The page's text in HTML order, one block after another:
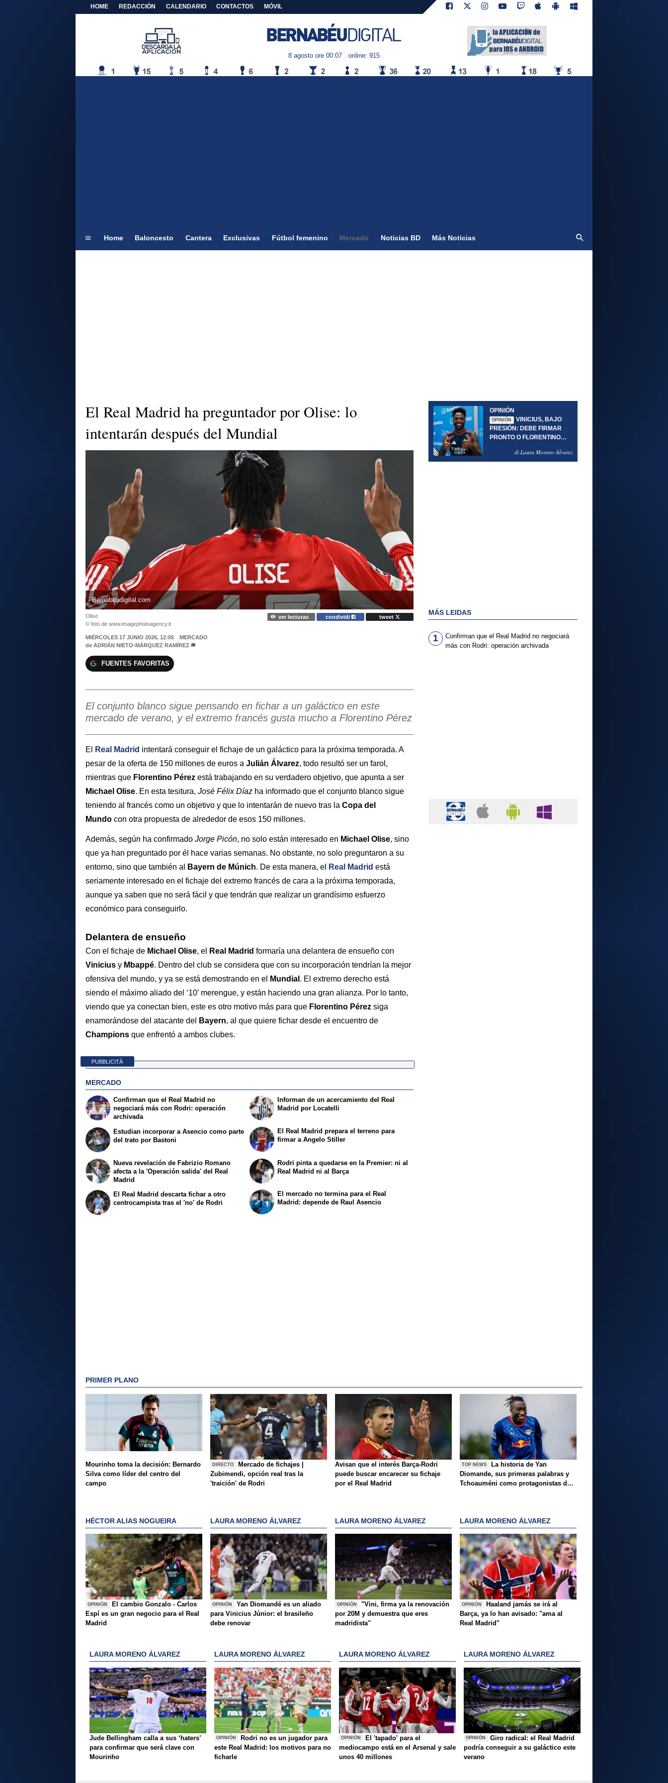
HOME REDACCIÓN CALENDARIO CONTACTOS MÓVIL
8 agosto ore 00:07 online: 915
Home Baloncesto Cantera Exclusivas Fútbol femenino Mercado Noticias BD Más Noticias
El Real Madrid ha preguntador por Olise: lo
intentarán después del Mundial
Bernabeudigital.com
Olise.
© foto de www.imagephotoagency.it
ver lecturas condividi tweet
MIÉRCOLES 17 JUNIO 2026, 12:05
MERCADO
de ADRIÁN NIETO-MÁRQUEZ RAMÍREZ
FUENTES FAVORITAS
El conjunto blanco sigue pensando en fichar a un galáctico en este
mercado de verano, y el extremo francés gusta mucho a Florentino Pérez
El Real Madrid intentará conseguir el fichaje de un galáctico para la próxima temporada. A
pesar de la oferta de 150 millones de euros a Julián Álvarez, todo resultó ser un farol,
mientras que Florentino Pérez está trabajando en su verdadero objetivo, que apunta a ser
Michael Olise. En esta tesitura, José Félix Díaz ha informado que el conjunto blanco sigue
teniendo al francés como un objetivo y que lo intentarán de nuevo tras la Copa del
Mundo con otra propuesta de alrededor de esos 150 millones.
Además, según ha confirmado Jorge Picón, no solo están interesado en Michael Olise, sino
que ya han preguntado por él hace varias semanas. No obstante, no solo preguntaron a su
entorno, sino que también al
Bayern de Múnich. De esta manera, el Real Madrid está
seriamente interesado en el fichaje del extremo francés de cara a la próxima temporada,
aunque ya saben que no será fácil y que tendrán que realizar un grandísimo esfuerzo
económico para conseguirlo.
Delantera de ensueño
Con el fichaje de Michael Olise, el Real Madrid formaría una delantera de ensueño con
Vinicius y Mbappé. Dentro del club se considera que con su incorporación tendrían la mejor
ofensiva del mundo, y ya se está demostrando en el
Mundial . El extremo derecho está
siendo el máximo aliado del ‘10’ merengue, y están haciendo una gran alianza. Por lo tanto,
viendo que ya conectan bien, este es otro motivo más para que Florentino Pérez siga
enamorándose del atacante del
Bayern, al que quiere fichar desde el encuentro de
Champions que enfrentó a ambos clubes.
PUBBLICITÀ
MERCADO
Confirman que el Real Madrid no
negociará más con Rodri: operación
archivada
Estudian incorporar a Asencio como parte
del trato por Bastoni
Informan de un acercamiento del Real
Madrid por Locatelli
El Real Madrid prepara el terreno para
firmar a Angelo Stiller
Nueva revelación de Fabrizio Romano
afecta a la 'Operación salida' del Real
Madrid
El Real Madrid descarta fichar a otro
centrocampista tras el 'no' de Rodri
Rodri pinta a quedarse en la Premier: ni al
Real Madrid ni al Barça
El mercado no termina para el Real
Madrid: depende de Raul Asencio
OPINIÓN
OPINIÓN
VINICIUS, BAJO
PRESIÓN: DEBE FIRMAR
PRONTO O FLORENTINO
di Laura Moreno Álvarez
MÁS LEIDAS
1
Confirman que el Real Madrid no negociará
más con Rodri: operación archivada
PRIMER PLANO
Mourinho toma la decisión: Bernardo
Silva como líder del centro del
campo
DIRECTO
Mercado de fichajes |
Zubimendi, opción real tras la
'traición' de Rodri
Avisan que el interés Barça-Rodri
puede buscar encarecer su fichaje
por el Real Madrid
TOP NEWS
La historia de Yan
Diomande, sus primeras palabras y
Tchoauméni como protagonistas de
HÉCTOR ALIAS NOGUEIRA
OPINIÓN
El cambio Gonzalo - Carlos
Espí es un gran negocio para el Real
Madrid
LAURA MORENO ÁLVAREZ
OPINIÓN
Yan Diomandé es un aliado
para Vinicius Júnior: el brasileño
debe renovar
LAURA MORENO ÁLVAREZ
OPINIÓN
"Vini, firma ya la renovación
por 20M y demuestra que eres
madridista"
LAURA MORENO ÁLVAREZ
OPINIÓN
Haaland jamás se irá al
Barça, ya lo han avisado: "ama al
Real Madrid"
LAURA MORENO ÁLVAREZ
Jude Bellingham calla a sus ‘haters’
para confirmar que será clave con
Mourinho
LAURA MORENO ÁLVAREZ
OPINIÓN
Rodri no es un jugador para
este Real Madrid: los motivos para no
ficharle
LAURA MORENO ÁLVAREZ
OPINIÓN
El 'tapado' para el
mediocampo está en el Arsenal y sale
unos 40 millones
LAURA MORENO ÁLVAREZ
OPINIÓN
Giro radical: el Real Madrid
podría conseguir a su galáctico este
verano